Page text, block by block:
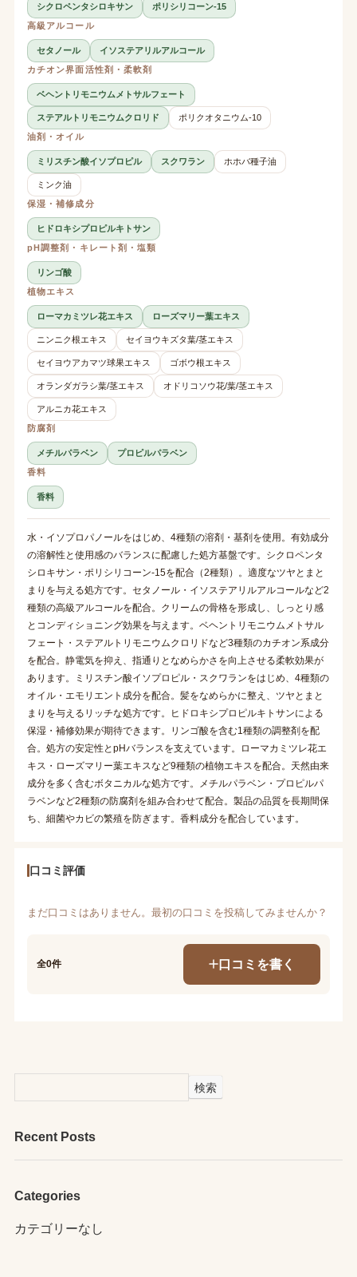
シクロペンタシロキサン
ポリシリコーン-15
高級アルコール
セタノール
イソステアリルアルコール
カチオン界面活性剤・柔軟剤
ベヘントリモニウムメトサルフェート
ステアルトリモニウムクロリド
ポリクオタニウム-10
油剤・オイル
ミリスチン酸イソプロピル スクワラン ホホバ種子油
ミンク油
保湿・補修成分
ヒドロキシプロピルキトサン
pH調整剤・キレート剤・塩類
リンゴ酸
植物エキス
ローマカミツレ花エキス ローズマリー葉エキス
ニンニク根エキス セイヨウキズタ葉/茎エキス
セイヨウアカマツ球果エキス ゴボウ根エキス
オランダガラシ葉/茎エキス オドリコソウ花/葉/茎エキス
アルニカ花エキス
防腐剤
メチルパラベン
プロピルパラベン
香料
香料
水・イソプロパノールをはじめ、4種類の溶剤・基剤を使用。有効成分
の溶解性と使用感のバランスに配慮した処方基盤です。シクロペンタ
シロキサン・ポリシリコーン-15を配合（2種類）。適度なツヤとまと
まりを与える処方です。セタノール・イソステアリルアルコールなど2
種類の高級アルコールを配合。クリームの骨格を形成し、しっとり感
とコンディショニング効果を与えます。ベヘントリモニウムメトサル
フェート・ステアルトリモニウムクロリドなど3種類のカチオン系成分
を配合。静電気を抑え、指通りとなめらかさを向上させる柔軟効果が
あります。ミリスチン酸イソプロピル・スクワランをはじめ、4種類の
オイル・エモリエント成分を配合。髪をなめらかに整え、ツヤとまと
まりを与えるリッチな処方です。ヒドロキシプロピルキトサンによる
保湿・補修効果が期待できます。リンゴ酸を含む1種類の調整剤を配
合。処方の安定性とpHバランスを支えています。ローマカミツレ花エ
キス・ローズマリー葉エキスなど9種類の植物エキスを配合。天然由来
成分を多く含むボタニカルな処方です。メチルパラベン・プロピルパ
ラベンなど2種類の防腐剤を組み合わせて配合。製品の品質を長期間保
ち、細菌やカビの繁殖を防ぎます。香料成分を配合しています。
口コミ評価
まだ口コミはありません。最初の口コミを投稿してみませんか？
全0件 口コミを書く
検索
Recent Posts
Categories
カテゴリーなし